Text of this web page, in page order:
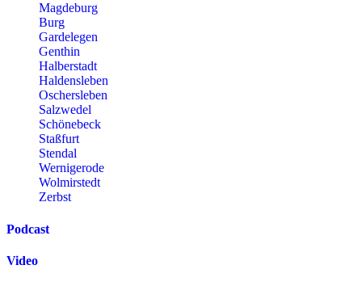
Magdeburg
Burg
Gardelegen
Genthin
Halberstadt
Haldensleben
Oschersleben
Salzwedel
Schönebeck
Staßfurt
Stendal
Wernigerode
Wolmirstedt
Zerbst
Podcast
Video